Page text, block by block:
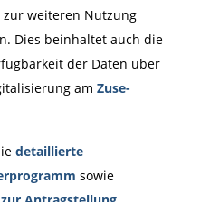
weiteren Nutzung
Dies beinhaltet auch die
der Daten über
am Zuse-
detaillierte
sowie